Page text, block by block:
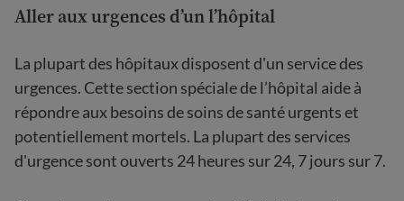
Aller aux urgences d’un l’hôpital
La plupart des hôpitaux disposent d'un service des
urgences. Cette section spéciale de l’hôpital aide à
répondre aux besoins de soins de santé urgents et
potentiellement mortels. La plupart des services
d'urgence sont ouverts 24 heures sur 24, 7 jours sur 7.